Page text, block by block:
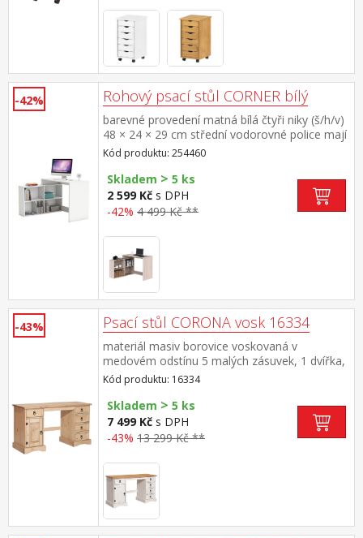
-42% Rohový psací stůl CORNER bílý
barevné provedení matná bílá čtyři niky (š/h/v)
48 × 24 × 29 cm střední vodorovné police mají
5 možností umístění montáž možná na pravou
i levou stranu
Kód produktu: 254460
Skladem > 5 ks
2 599 Kč s DPH
-42% 4 499 Kč **
-43% Psací stůl CORONA vosk 16334
materiál masiv borovice voskovaná v
medovém odstínu 5 malých zásuvek, 1 dvířka,
kovové ozdobné úchytky součást sestavy
Corona
Kód produktu: 16334
Skladem > 5 ks
7 499 Kč s DPH
-43% 13 299 Kč **